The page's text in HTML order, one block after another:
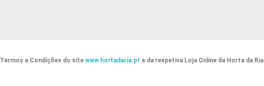
Termos e Condições do site www.hortadaria.pt e da respetiva Loja Online da Horta da Ria